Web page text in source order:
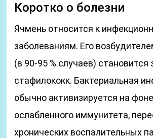
Коротко о болезни
Ячмень относится к
заболеваниям. Его
(в 90-95 % случаев)
стафилококк. Бактериальная
обычно активизируется на фоне
ослабленного иммунитета,
хронических воспалительных